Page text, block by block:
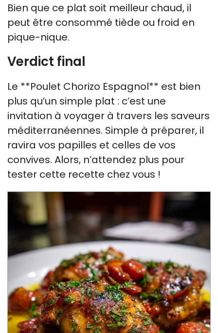
Bien que ce plat soit meilleur chaud, il
peut être consommé tiède ou froid en
pique-nique.
Verdict final
Le **Poulet Chorizo Espagnol** est bien
plus qu’un simple plat : c’est une
invitation à voyager à travers les saveurs
méditerranéennes. Simple à préparer, il
ravira vos papilles et celles de vos
convives. Alors, n’attendez plus pour
tester cette recette chez vous !